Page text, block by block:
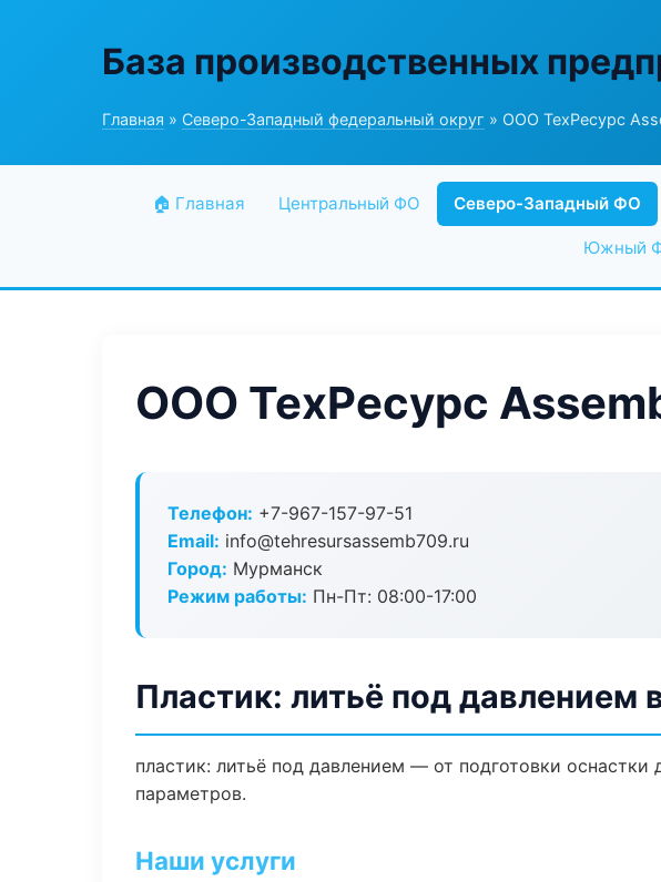
База производственных
Главная » Северо-Западный федеральный округ » ООО ТехРесурс
🏠 Главная Центральный ФО Северо-Западный ФО
Южный
ООО ТехРесурс
Телефон: +7-967-157-97-51
Email: info@tehresursassemb709.ru
Город: Мурманск
Режим работы: Пн-Пт: 08:00-17:00
Пластик: литьё под давлением
пластик: литьё под давлением — от подготовки
параметров.
Наши услуги